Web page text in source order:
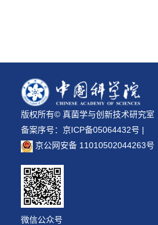
版权所有© 真菌学与创新技术研究室
备案序号： 京ICP备05064432号 |
京公网安备 11010502044263号
微信公众号